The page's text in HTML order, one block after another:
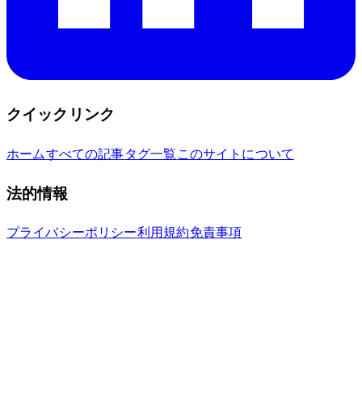
クイックリンク
ホームすべての記事タグ一覧 このサイトについて
法的情報
プライバシーポリシー利用規約免責事項